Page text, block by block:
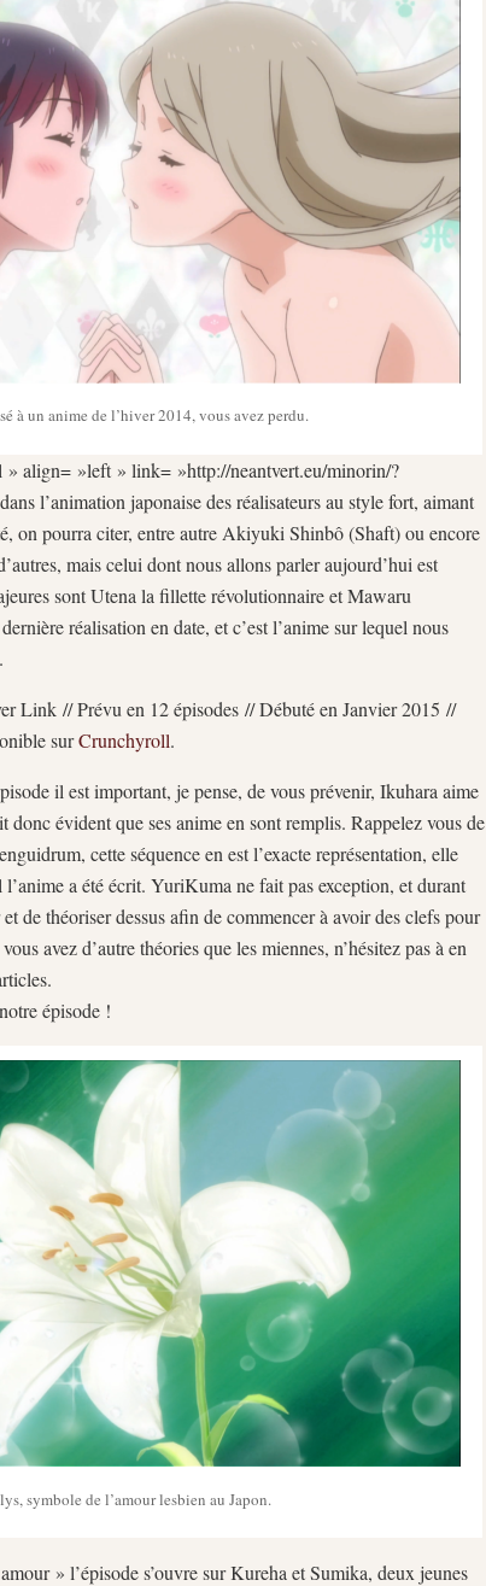
à un anime de l’hiver 2014, vous avez perdu.
align= »left » link= »http://neantvert.eu/minorin/?
l’animation japonaise des réalisateurs au style fort, aimant
on pourra citer, entre autre Akiyuki Shinbô (Shaft) ou encore
mais celui dont nous allons parler aujourd’hui est
sont Utena la fillette révolutionnaire et Mawaru
réalisation en date, et c’est l’anime sur lequel nous
Link // Prévu en 12 épisodes // Débuté en Janvier 2015 //
surCrunchyroll.
il est important, je pense, de vous prévenir, Ikuhara aime
évident que ses anime en sont remplis. Rappelez vous de
cette séquence en est l’exacte représentation, elle
a été écrit. YuriKuma ne fait pas exception, et durant
de théoriser dessus afin de commencer à avoir des clefs pour
avez d’autre théories que les miennes, n’hésitez pas à en
épisode !
symbole de l’amour lesbien au Japon.
» l’épisode s’ouvre sur Kureha et Sumika, deux jeunes